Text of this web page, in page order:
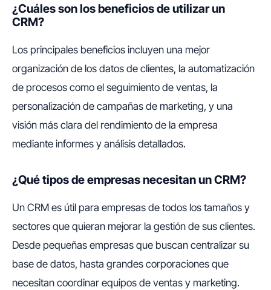
¿Cuáles son los beneficios de utilizar un
CRM?
Los principales beneficios incluyen una mejor
organización de los datos de clientes, la automatización
de procesos como el seguimiento de ventas, la
personalización de campañas de marketing, y una
visión más clara del rendimiento de la empresa
mediante informes y análisis detallados.
¿Qué tipos de empresas necesitan un CRM?
Un CRM es útil para empresas de todos los tamaños y
sectores que quieran mejorar la gestión de sus clientes.
Desde pequeñas empresas que buscan centralizar su
base de datos, hasta grandes corporaciones que
necesitan coordinar equipos de ventas y marketing.